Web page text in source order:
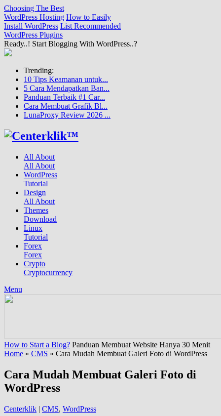
Choosing The Best
WordPress Hosting How to Easily
Install WordPress List Recommended
WordPress Plugins
Ready..! Start Blogging With WordPress..?
Trending:
10 Tips Keamanan untuk...
5 Cara Mendapatkan Ban...
Panduan Terbaik #1 Car...
Cara Membuat Grafik Bl...
LunaProxy Review 2026 ...
All About
All About
WordPress
Tutorial
Design
All About
Themes
Download
Linux
Tutorial
Forex
Forex
Crypto
Cryptocurrency
Menu
How to Start a Blog? Panduan Membuat Website Hanya 30 Menit
Home » CMS » Cara Mudah Membuat Galeri Foto di WordPress
Cara Mudah Membuat Galeri Foto di
WordPress
Centerklik | CMS, WordPress